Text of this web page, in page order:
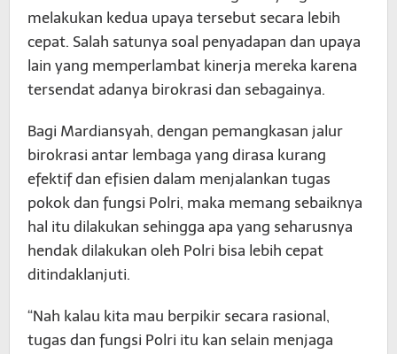
melakukan kedua upaya tersebut secara lebih
cepat. Salah satunya soal penyadapan dan upaya
lain yang memperlambat kinerja mereka karena
tersendat adanya birokrasi dan sebagainya.
Bagi Mardiansyah, dengan pemangkasan jalur
birokrasi antar lembaga yang dirasa kurang
efektif dan efisien dalam menjalankan tugas
pokok dan fungsi Polri, maka memang sebaiknya
hal itu dilakukan sehingga apa yang seharusnya
hendak dilakukan oleh Polri bisa lebih cepat
ditindaklanjuti.
“Nah kalau kita mau berpikir secara rasional,
tugas dan fungsi Polri itu kan selain menjaga